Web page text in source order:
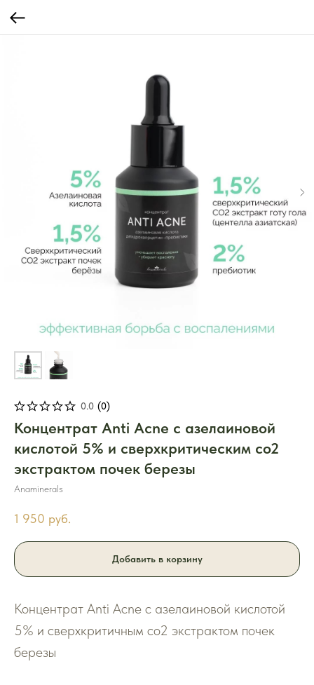
0.0 (0)
Концентрат Anti Acne с азелаиновой
кислотой 5% и сверхкритическим со2
экстрактом почек березы
Anaminerals
1 950 руб.
Добавить в корзину
Концентрат Anti Acne с азелаиновой кислотой
5% и сверхкритичным со2 экстрактом почек
березы